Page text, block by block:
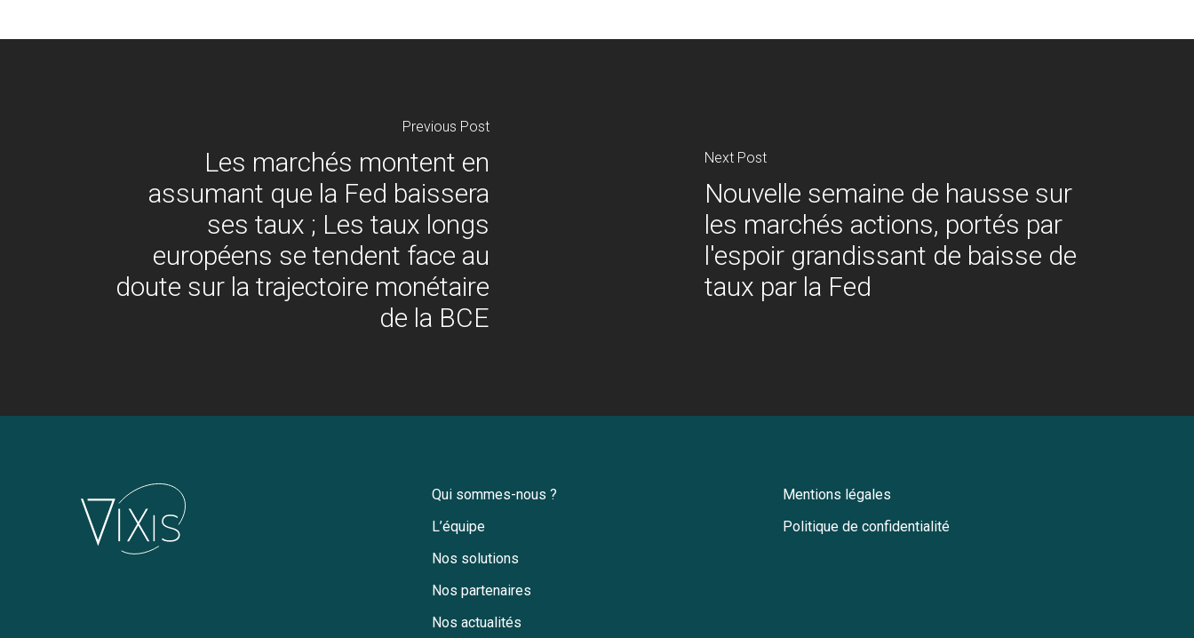
Previous Post
Les marchés montent en
assumant que la Fed baissera
ses taux ; Les taux longs
européens se tendent face au
doute sur la trajectoire monétaire
de la BCE
Next Post
Nouvelle semaine de hausse sur
les marchés actions, portés par
l'espoir grandissant de baisse de
taux par la Fed
Qui sommes-nous ?
L’équipe
Nos solutions
Nos partenaires
Nos actualités
Mentions légales
Politique de confidentialité